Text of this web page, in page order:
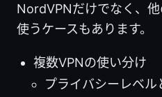
NordVPNだけでなく、
使うケースもあります。
複数VPNの使い分け
プライバシーレベ